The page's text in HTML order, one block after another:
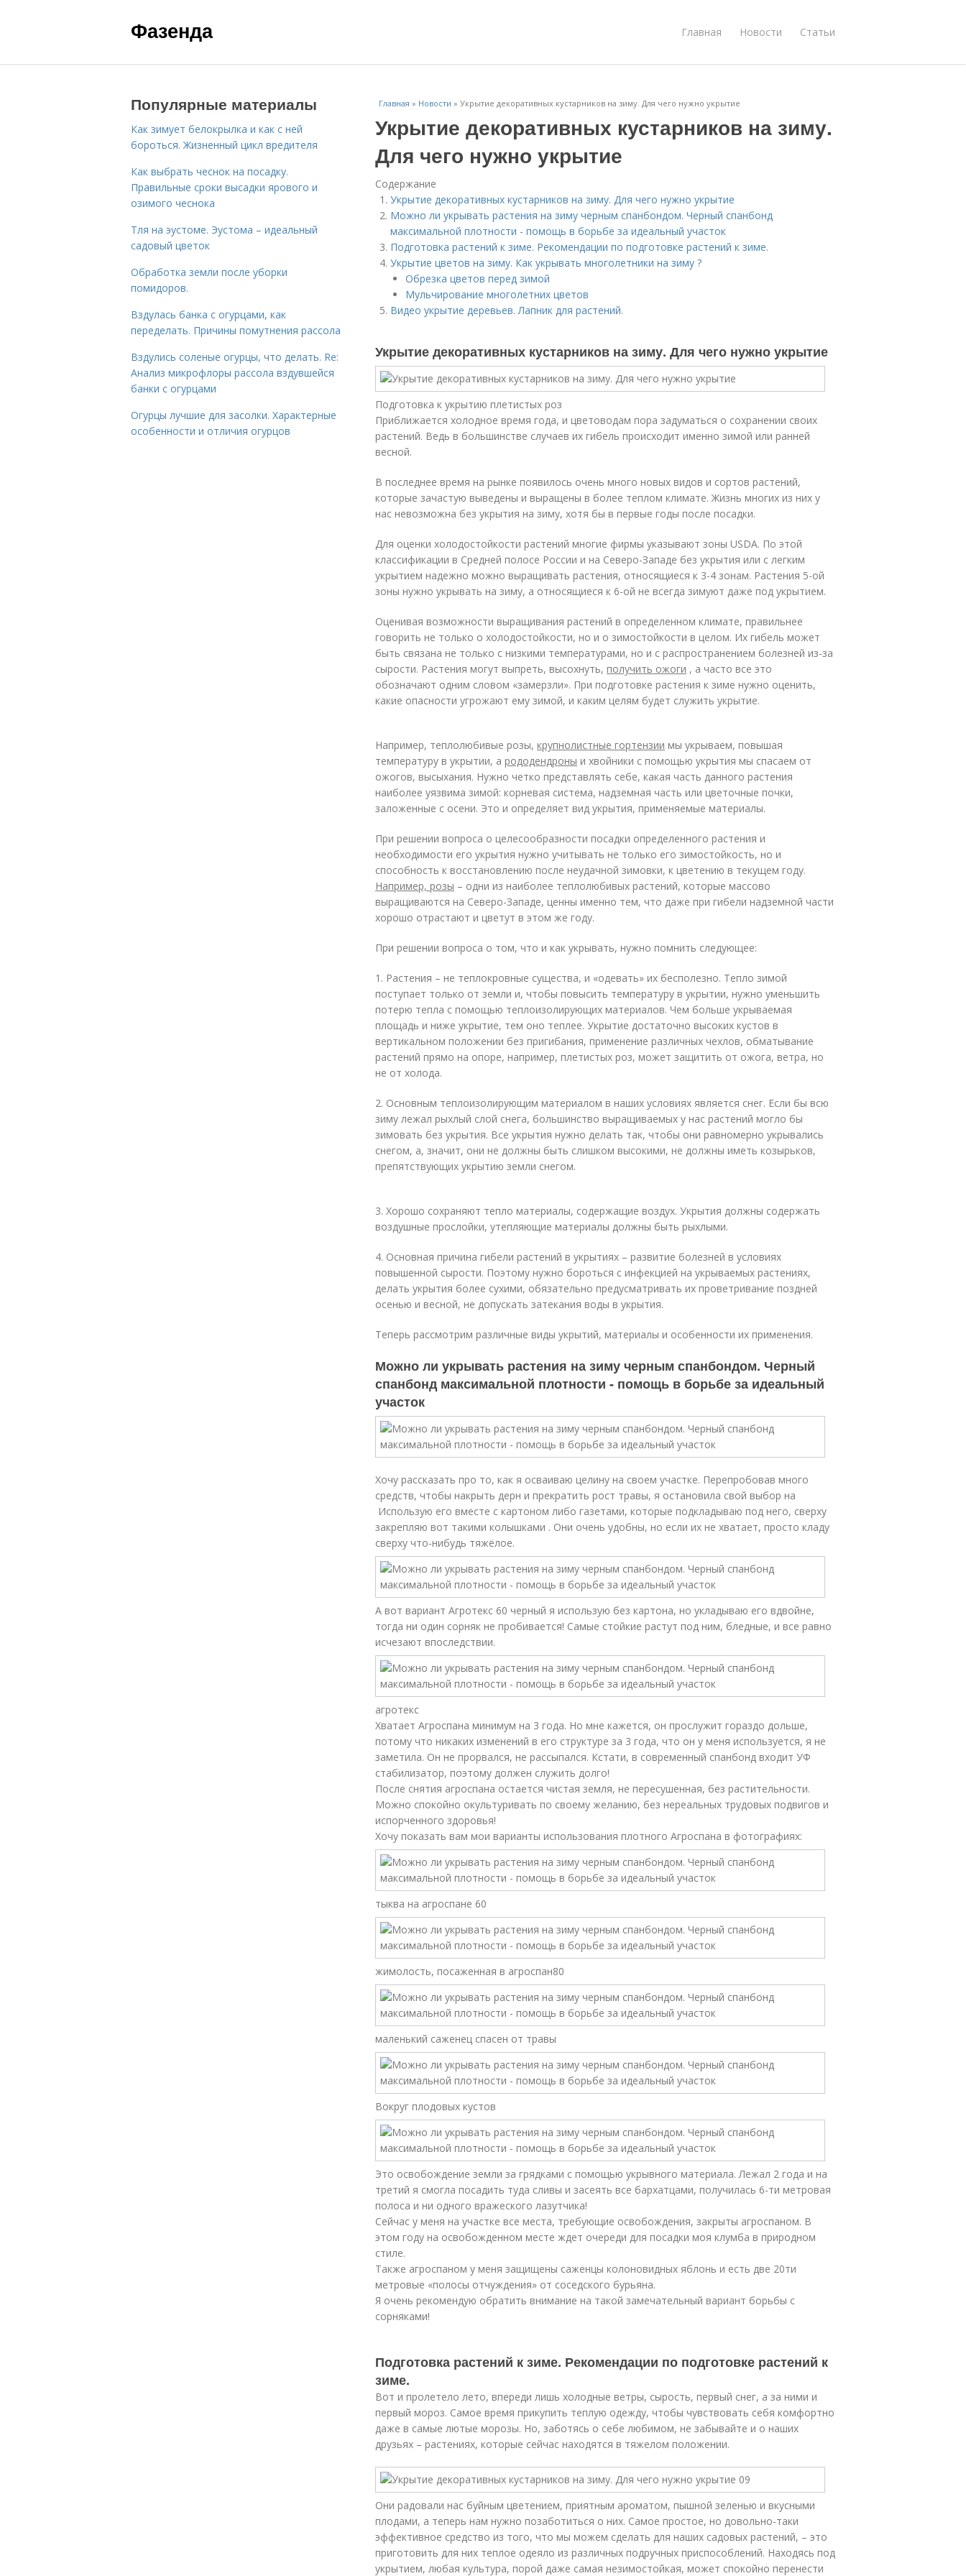
Фазенда Главная Новости Статьи
Главная » Новости » Укрытие декоративных кустарников на зиму. Для чего нужно укрытие
Укрытие декоративных кустарников на зиму.
Для чего нужно укрытие
Содержание
Укрытие декоративных кустарников на зиму. Для чего нужно укрытие
Можно ли укрывать растения на зиму черным спанбондом. Черный спанбонд
максимальной плотности - помощь в борьбе за идеальный участок
Подготовка растений к зиме. Рекомендации по подготовке растений к зиме.
Укрытие цветов на зиму. Как укрывать многолетники на зиму ?
Обрезка цветов перед зимой
Мульчирование многолетних цветов
Видео укрытие деревьев. Лапник для растений.
Укрытие декоративных кустарников на зиму. Для чего нужно укрытие
Подготовка к укрытию плетистых роз
Приближается холодное время года, и цветоводам пора задуматься о сохранении своих
растений. Ведь в большинстве случаев их гибель происходит именно зимой или ранней
весной.
В последнее время на рынке появилось очень много новых видов и сортов растений,
которые зачастую выведены и выращены в более теплом климате. Жизнь многих из них у
нас невозможна без укрытия на зиму, хотя бы в первые годы после посадки.
Для оценки холодостойкости растений многие фирмы указывают зоны USDA. По этой
классификации в Средней полосе России и на Северо-Западе без укрытия или с легким
укрытием надежно можно выращивать растения, относящиеся к 3-4 зонам. Растения 5-ой
зоны нужно укрывать на зиму, а относящиеся к 6-ой не всегда зимуют даже под укрытием.
Оценивая возможности выращивания растений в определенном климате, правильнее
говорить не только о холодостойкости, но и о зимостойкости в целом. Их гибель может
быть связана не только с низкими температурами, но и с распространением болезней из-за
сырости. Растения могут выпреть, высохнуть, получить ожоги , а часто все это
обозначают одним словом «замерзли». При подготовке растения к зиме нужно оценить,
какие опасности угрожают ему зимой, и каким целям будет служить укрытие.
Например, теплолюбивые розы, крупнолистные гортензии мы укрываем, повышая
температуру в укрытии, а рододендроны и хвойники с помощью укрытия мы спасаем от
ожогов, высыхания. Нужно четко представлять себе, какая часть данного растения
наиболее уязвима зимой: корневая система, надземная часть или цветочные почки,
заложенные с осени. Это и определяет вид укрытия, применяемые материалы.
При решении вопроса о целесообразности посадки определенного растения и
необходимости его укрытия нужно учитывать не только его зимостойкость, но и
способность к восстановлению после неудачной зимовки, к цветению в текущем году.
Например, розы – одни из наиболее теплолюбивых растений, которые массово
выращиваются на Северо-Западе, ценны именно тем, что даже при гибели надземной части
хорошо отрастают и цветут в этом же году.
При решении вопроса о том, что и как укрывать, нужно помнить следующее:
1. Растения – не теплокровные существа, и «одевать» их бесполезно. Тепло зимой
поступает только от земли и, чтобы повысить температуру в укрытии, нужно уменьшить
потерю тепла с помощью теплоизолирующих материалов. Чем больше укрываемая
площадь и ниже укрытие, тем оно теплее. Укрытие достаточно высоких кустов в
вертикальном положении без пригибания, применение различных чехлов, обматывание
растений прямо на опоре, например, плетистых роз, может защитить от ожога, ветра, но
не от холода.
2. Основным теплоизолирующим материалом в наших условиях является снег. Если бы всю
зиму лежал рыхлый слой снега, большинство выращиваемых у нас растений могло бы
зимовать без укрытия. Все укрытия нужно делать так, чтобы они равномерно укрывались
снегом, а, значит, они не должны быть слишком высокими, не должны иметь козырьков,
препятствующих укрытию земли снегом.
3. Хорошо сохраняют тепло материалы, содержащие воздух. Укрытия должны содержать
воздушные прослойки, утепляющие материалы должны быть рыхлыми.
4. Основная причина гибели растений в укрытиях – развитие болезней в условиях
повышенной сырости. Поэтому нужно бороться с инфекцией на укрываемых растениях,
делать укрытия более сухими, обязательно предусматривать их проветривание поздней
осенью и весной, не допускать затекания воды в укрытия.
Теперь рассмотрим различные виды укрытий, материалы и особенности их применения.
Можно ли укрывать растения на зиму черным спанбондом. Черный
спанбонд максимальной плотности - помощь в борьбе за идеальный
участок
Хочу рассказать про то, как я осваиваю целину на своем участке. Перепробовав много
средств, чтобы накрыть дерн и прекратить рост травы, я остановила свой выбор на
Использую его вместе с картоном либо газетами, которые подкладываю под него, сверху
закрепляю вот такими колышками . Они очень удобны, но если их не хватает, просто кладу
сверху что-нибудь тяжёлое.
А вот вариант Агротекс 60 черный я использую без картона, но укладываю его вдвойне,
тогда ни один сорняк не пробивается! Самые стойкие растут под ним, бледные, и все равно
исчезают впоследствии.
агротекс
Хватает Агроспана минимум на 3 года. Но мне кажется, он прослужит гораздо дольше,
потому что никаких изменений в его структуре за 3 года, что он у меня используется, я не
заметила. Он не прорвался, не рассыпался. Кстати, в современный спанбонд входит УФ
стабилизатор, поэтому должен служить долго!
После снятия агроспана остается чистая земля, не пересушенная, без растительности.
Можно спокойно окультуривать по своему желанию, без нереальных трудовых подвигов и
испорченного здоровья!
Хочу показать вам мои варианты использования плотного Агроспана в фотографиях:
тыква на агроспане 60
жимолость, посаженная в агроспан80
маленький саженец спасен от травы
Вокруг плодовых кустов
Это освобождение земли за грядками с помощью укрывного материала. Лежал 2 года и на
третий я смогла посадить туда сливы и засеять все бархатцами, получилась 6-ти метровая
полоса и ни одного вражеского лазутчика!
Сейчас у меня на участке все места, требующие освобождения, закрыты агроспаном. В
этом году на освобожденном месте ждет очереди для посадки моя клумба в природном
стиле.
Также агроспаном у меня защищены саженцы колоновидных яблонь и есть две 20ти
метровые «полосы отчуждения» от соседского бурьяна.
Я очень рекомендую обратить внимание на такой замечательный вариант борьбы с
сорняками!
Подготовка растений к зиме. Рекомендации по подготовке растений к
зиме.
Вот и пролетело лето, впереди лишь холодные ветры, сырость, первый снег, а за ними и
первый мороз. Самое время прикупить теплую одежду, чтобы чувствовать себя комфортно
даже в самые лютые морозы. Но, заботясь о себе любимом, не забывайте и о наших
друзьях – растениях, которые сейчас находятся в тяжелом положении.
Они радовали нас буйным цветением, приятным ароматом, пышной зеленью и вкусными
плодами, а теперь нам нужно позаботиться о них. Самое простое, но довольно-таки
эффективное средство из того, что мы можем сделать для наших садовых растений, – это
приготовить для них теплое одеяло из различных подручных приспособлений. Находясь под
укрытием, любая культура, порой даже самая незимостойкая, может спокойно перенести
Популярные материалы
Как зимует белокрылка и как с ней
бороться. Жизненный цикл вредителя
Как выбрать чеснок на посадку.
Правильные сроки высадки ярового и
озимого чеснока
Тля на эустоме. Эустома – идеальный
садовый цветок
Обработка земли после уборки
помидоров.
Вздулась банка с огурцами, как
переделать. Причины помутнения рассола
Вздулись соленые огурцы, что делать. Re:
Анализ микрофлоры рассола вздувшейся
банки с огурцами
Огурцы лучшие для засолки. Характерные
особенности и отличия огурцов